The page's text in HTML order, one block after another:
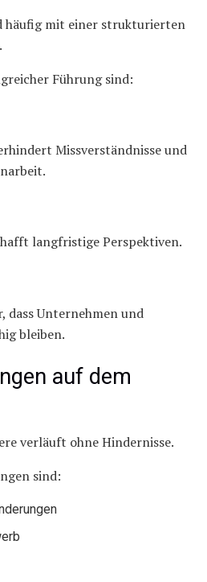
häufig mit einer strukturierten
Führung sind:
Missverständnisse und
langfristige Perspektiven.
dass Unternehmen und
bleiben.
auf dem
verläuft ohne Hindernisse.
sind: